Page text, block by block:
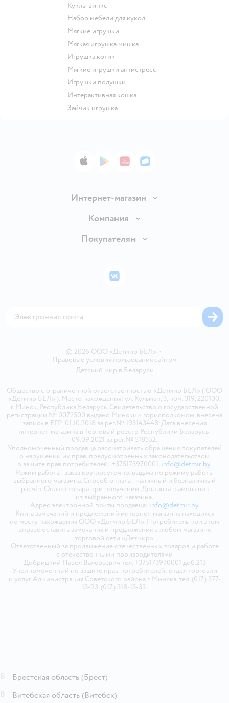
Куклы винкс
Набор мебели для кукол
Мягкие игрушки
Мягкая игрушка мишка
Игрушка котик
Мягкие игрушки антистресс
Игрушки подушки
Интерактивная кошка
Зайчик игрушка
App StoreGoogle Play
AppGallery
RuStore
Интернет-магазин
Доставка и оплата
Правила продажи
Политика использования файлов cookie
Компания
Вакансии
Покупателям
Бонусные карты
© 2026 ООО «Детмир БЕЛ» •
Правовые условия пользования сайтом
Детский мир в Беларуси
Общество с ограниченной ответственностью «Детмир БЕЛ» ( ООО
«Детмир БЕЛ» ). Место нахождения: ул. Кульман, 3, пом. 319, 220100,
г. Минск, Республика Беларусь. Свидетельство о государственной
регистрации № 0072500 выдано Минским горисполкомом, внесена
запись в ЕГР 01.10.2018 за рег.№ 193143448. Дата внесения
интернет-магазина в Торговый реестр Республики Беларусь:
09.09.2021 за рег.№ 518552.
Уполномоченный продавца рассматривать обращения покупателей
о нарушении их прав, предусмотренных законодательством
о защите прав потребителей: +375173970001, info@detmir.by.
Режим работы: заказ круглосуточно, выдача по режиму работы
выбранного магазина. Способ оплаты: наличный и безналичный
расчёт. Оплата товара при получении. Доставка: самовывоз
из выбранного магазина.
Адрес электронной почты продавца: info@detmir.by
Книга замечаний и предложений интернет-магазина находится
по месту нахождения ООО «Детмир БЕЛ». Потребитель при этом
вправе оставить замечания и предложения в любом магазине
торговой сети «Детмир».
Ответственный за продвижение отечественных товаров и работе
с отечественными производителями
Добрицкий Павел Валерьевич тел. +375173970001 доб.213
Уполномоченный по защите прав потребителей: отдел торговли
и услуг Администрация Советского района г. Минска, тел. (017) 377-
13-93, (017) 318-13-33.
ВКонтакте
Брестская область (Брест)
Витебская область (Витебск)